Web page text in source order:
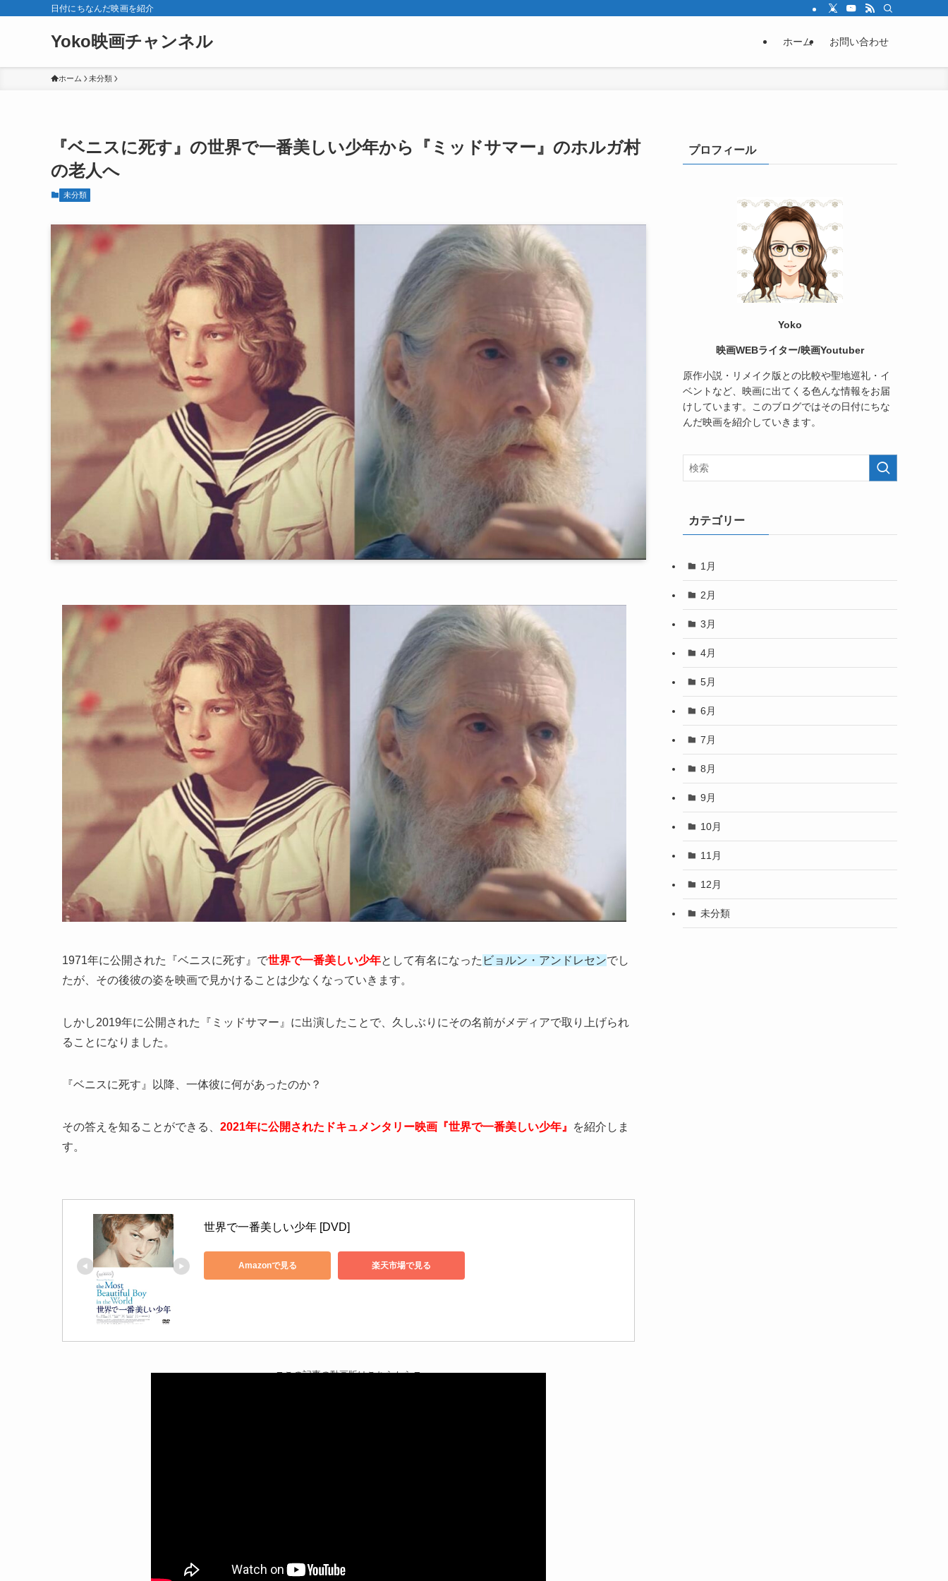
日付にちなんだ映画を紹介
Yoko映画チャンネル ホーム お問い合わせ
ホーム 未分類
『ベニスに死す』の世界で一番美しい少年から『ミッドサマー』のホルガ村
の老人へ
未分類
1971年に公開された『ベニスに死す』で世界で一番美しい少年として有名になった ビョルン・アンドレセンでし
たが、その後彼の姿を映画で見かけることは少なくなっていきます。
しかし2019年に公開された『ミッドサマー』に出演したことで、久しぶりにその名前がメディアで取り上げられ
ることになりました。
『ベニスに死す』以降、一体彼に何があったのか？
その答えを知ることができる、 2021年に公開されたドキュメンタリー映画『世界で一番美しい少年』
を紹介しま
す。
世界で一番美しい少年 [DVD]
Amazonで見る 楽天市場で見る
▼この記事の動画版はこちらから▼
プロフィール
Yoko
映画WEBライター/映画Youtuber
原作小説・リメイク版との比較や聖地巡礼・イ
ベントなど、映画に出てくる色んな情報をお届
けしています。このブログではその日付にちな
んだ映画を紹介していきます。
カテゴリー
1月
2月
3月
4月
5月
6月
7月
8月
9月
10月
11月
12月
未分類